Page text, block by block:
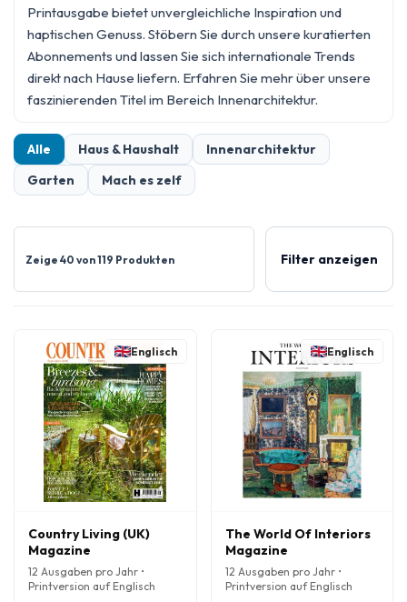
Printausgabe bietet unvergleichliche Inspiration und
haptischen Genuss. Stöbern Sie durch unsere kuratierten
Abonnements und lassen Sie sich internationale Trends
direkt nach Hause liefern. Erfahren Sie mehr über unsere
faszinierenden Titel im Bereich Innenarchitektur.
Alle Haus & Haushalt
Innenarchitektur
Garten
Mach es zelf
Zeige 40 von 119 Produkten Filter anzeigen
Englisch
Country Living (UK)
Magazine
12 Ausgaben pro Jahr •
Printversion auf Englisch
Englisch
The World Of Interiors
Magazine
12 Ausgaben pro Jahr •
Printversion auf Englisch